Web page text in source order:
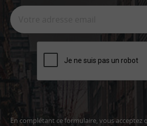
En complétant ce formulaire, vous acceptez